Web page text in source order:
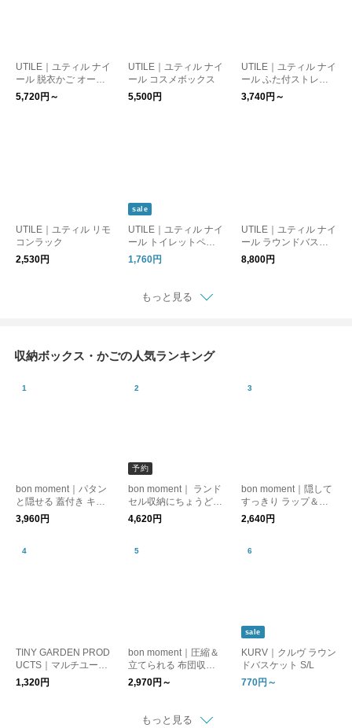
UTILE｜ユティル ナイ
ール 脱衣かご オーバ
ル/レクト
5,720円～
UTILE｜ユティル ナイ
ール コスメボックス
5,500円
UTILE｜ユティル ナイ
ール ふた付ストレー
ジ M/L
3,740円～
UTILE｜ユティル リモ
コンラック
2,530円
sale
UTILE｜ユティル ナイ
ール トイレットペー
パースタンド
1,760円
UTILE｜ユティル ナイ
ール ラウンドバスケ
ット2個セット
8,800円
もっと見る
収納ボックス・かごの人気ランキング
bon moment｜パタン
と隠せる 蓋付き キャ
スター付き収納
3,960円
予約
bon moment｜ ランド
セル収納にちょうどい
い キャスター付き収
納
4,620円
bon moment｜隠して
すっきり ラップ＆ポ
リ袋収納ホルダー 4本
収納 マグネット付き
2,640円
TINY GARDEN PROD
UCTS｜マルチユース
コンテナ M
1,320円
bon moment｜圧縮＆
立てられる 布団収納
袋／敷き布団収納袋
布団収納ケース 圧縮
ト入り】
2,970円～
sale
KURV｜クルヴ ラウン
ドバスケット S/L
770円～
もっと見る